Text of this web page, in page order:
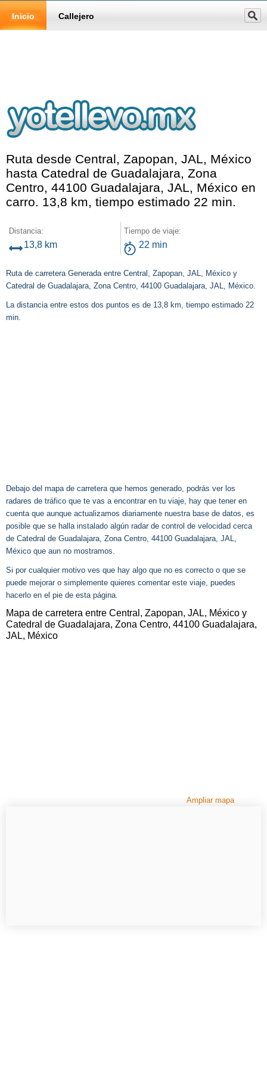
Inicio Callejero
Ruta desde Central, Zapopan, JAL, México
hasta Catedral de Guadalajara, Zona
Centro, 44100 Guadalajara, JAL, México en
carro. 13,8 km, tiempo estimado 22 min.
Distancia:
13,8 km
Tiempo de viaje:
22 min
Ruta de carretera Generada entre Central, Zapopan, JAL, México y
Catedral de Guadalajara, Zona Centro, 44100 Guadalajara, JAL, México.
La distancia entre estos dos puntos es de 13,8 km, tiempo estimado 22
min.
Debajo del mapa de carretera que hemos generado, podrás ver los
radares de tráfico que te vas a encontrar en tu viaje, hay que tener en
cuenta que aunque actualizamos diariamente nuestra base de datos, es
posible que se halla instalado algún radar de control de velocidad cerca
de Catedral de Guadalajara, Zona Centro, 44100 Guadalajara, JAL,
México que aun no mostramos.
Si por cualquier motivo ves que hay algo que no es correcto o que se
puede mejorar o simplemente quieres comentar este viaje, puedes
hacerlo en el pie de esta página.
Mapa de carretera entre Central, Zapopan, JAL, México y
Catedral de Guadalajara, Zona Centro, 44100 Guadalajara,
JAL, México
Ampliar mapa